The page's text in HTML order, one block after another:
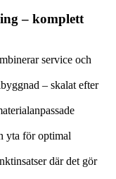
– komplett
service och
– skalat efter
yta för optimal
där det gör